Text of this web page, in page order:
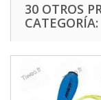
30 OTROS
CATEGORÍA: